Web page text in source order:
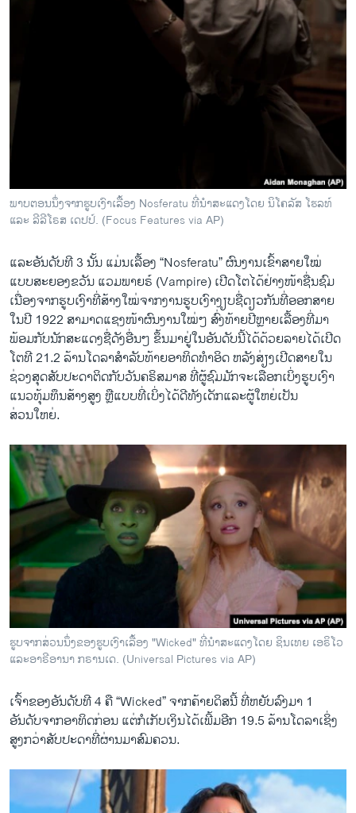
ພາບຕອນນຶ່ງຈາກຮູບເງົາເລື້ອງ Nosferatu ທີ່ນຳສະແດງໂດຍ ນິໂຄລັສ ໂຮລທ໌
ແລະ ລີລີໂຣສ ເດປປ໌. (Focus Features via AP)
ແລະອັນດັບທີ 3 ນັ້ນ ແມ່ນເລື້ອງ “Nosferatu” ຜົນງານເຂົ້າສາຍໃໝ່
ແບບສະຍອງຂວັນ ແວມພາຍຣ໌ (Vampire) ເປີດໂຕໄດ້ຢ່າງໜ້າຊື່ນຊົມ
ເນື່ອງຈາກຮູບເງົາທີ່ສ້າງໃໝ່ຈາກງານຮູບເງົາງຽບຊື່ດຽວກັນທີ່ອອກສາຍ
ໃນປີ 1922 ສາມາດແຊງໜ້າຜົນງານໃໝ່ໆ ສົ່ງທ້າຍປີຫຼາຍເລື້ອງທີ່ມາ
ພ້ອມກັບນັກສະແດງຊື່ດັງອື່ນໆ ຂຶ້ນມາຢູ່ໃນອັນດັບນີ້ໄດ້ດ້ວຍລາຍໄດ້ເປີດ
ໂຕທີ 21.2 ລ້ານໂດລາສຳລັບທ້າຍອາທິດທຳອິດ ຫລັງສ່ຽງເປີດສາຍໃນ
ຊ່ວງສຸດສັບປະດາຕິດກັບວັນຄຣິສມາສ ທີ່ຜູ້ຊົມມັກຈະເລືອກເບິ່ງຮູບເງົາ
ແນວທຸ້ມທຶນສ້າງສູງ ຫຼືແບບທີ່ເບິ່ງໄດ້ດີທັງເດັກແລະຜູ້ໃຫຍ່ເປັນ
ສ່ວນໃຫຍ່.
ຮູບຈາກສ່ວນນຶ່ງຂອງຮູບເງົາເລື້ອງ "Wicked" ທີ່ນຳສະແດງໂດຍ ຊິນເທຍ ເອຣິໂວ
ແລະອາຣີອານາ ກຣານເດ. (Universal Pictures via AP)
ເຈົ້າຂອງອັນດັບທີ 4 ຄື “Wicked” ຈາກຄ້າຍດິສນີ້ ທີ່ຫຍັບລົງມາ 1
ອັນດັບຈາກອາທິດກ່ອນ ແຕ່ກໍເກັບເງິນໄດ້ເພີ້ມອີກ 19.5 ລ້ານໂດລາເຊິ່ງ
ສູງກວ່າສັບປະດາທີ່ຜ່ານມາສົມຄວນ.